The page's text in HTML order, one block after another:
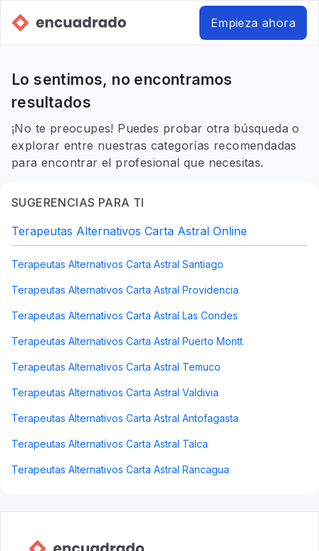
Empieza ahora
Lo sentimos, no encontramos
resultados
¡No te preocupes! Puedes probar otra búsqueda o
explorar entre nuestras categorías recomendadas
para encontrar el profesional que necesitas.
SUGERENCIAS PARA TI
Terapeutas Alternativos Carta Astral Online
Terapeutas Alternativos Carta Astral Santiago
Terapeutas Alternativos Carta Astral Providencia
Terapeutas Alternativos Carta Astral Las Condes
Terapeutas Alternativos Carta Astral Puerto Montt
Terapeutas Alternativos Carta Astral Temuco
Terapeutas Alternativos Carta Astral Valdivia
Terapeutas Alternativos Carta Astral Antofagasta
Terapeutas Alternativos Carta Astral Talca
Terapeutas Alternativos Carta Astral Rancagua